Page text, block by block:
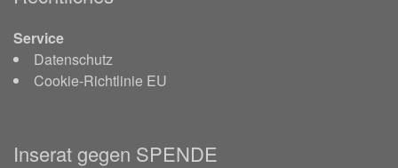
Service
Datenschutz
Cookie-Richtlinie EU
Inserat gegen SPENDE